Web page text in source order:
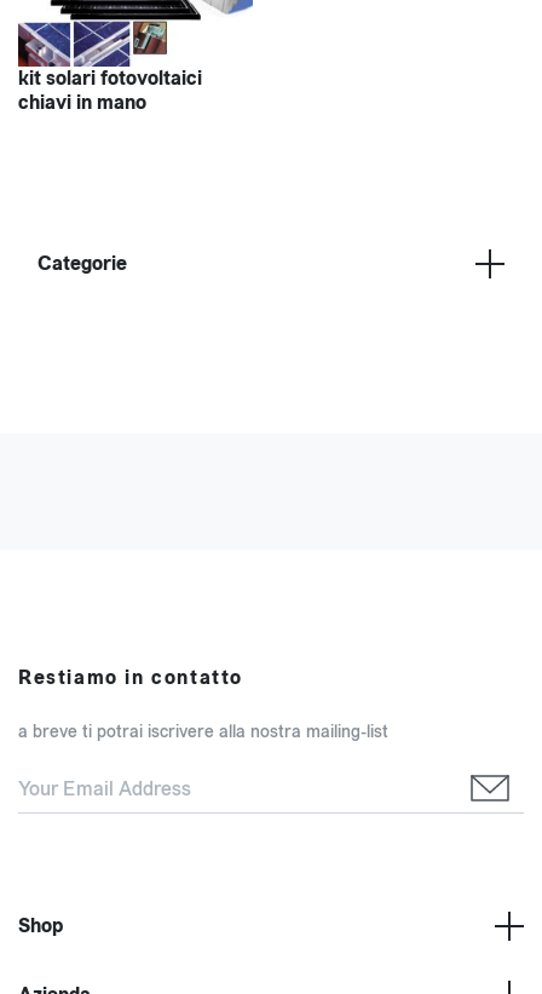
kit solari fotovoltaici
chiavi in mano
Categorie
Restiamo in contatto
a breve ti potrai iscrivere alla nostra mailing-list
Shop